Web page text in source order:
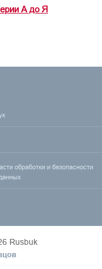
А до Я
обработки и безопасности
Rusbuk